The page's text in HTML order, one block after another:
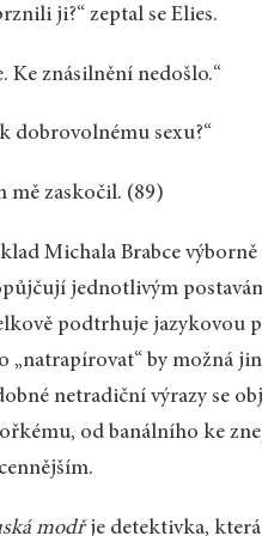
ji?“ zeptal se Elies.
Ke znásilnění nedošlo.“
dobrovolnému sexu?“
mě zaskočil. (89)
Michala Brabce
jednotlivým
podtrhuje jazykovou
„natrapírovat“ by možná
netradiční výrazy se
od banálního ke
modřje detektivka,